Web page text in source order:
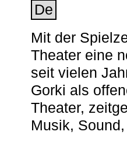
De
Mit der
Theater eine
seit vielen
Gorki als
Theater,
Musik,